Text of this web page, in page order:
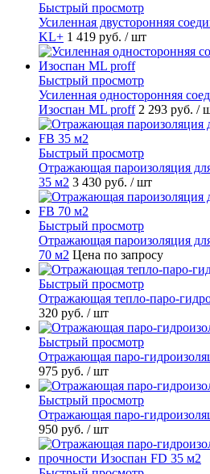
Быстрый просмотр
Усиленная двусторонняя
KL+ 1 419 руб. / шт
Быстрый просмотр
Усиленная односторонняя
Изоспан ML proff 2 293 руб. /
Быстрый просмотр
Отражающая пароизоляция
35 м2 3 430 руб. / шт
Быстрый просмотр
Отражающая пароизоляция
70 м2 Цена по запросу
Быстрый просмотр
Отражающая тепло-паро-
320 руб. / шт
Быстрый просмотр
Отражающая паро-
975 руб. / шт
Быстрый просмотр
Отражающая паро-
950 руб. / шт